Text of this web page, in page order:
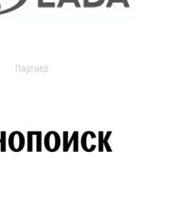
Партнер